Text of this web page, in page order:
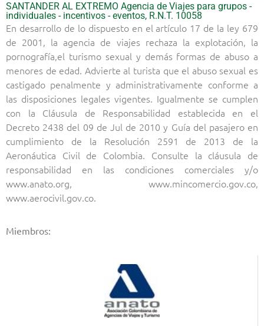
SANTANDER AL EXTREMO Agencia de Viajes para grupos -
individuales - incentivos - eventos, R.N.T. 10058
En desarrollo de lo dispuesto en el artículo 17 de la ley 679
de 2001, la agencia de viajes rechaza la explotación, la
pornografía,el turismo sexual y demás formas de abuso a
menores de edad. Advierte al turista que el abuso sexual es
castigado penalmente y administrativamente conforme a
las disposiciones legales vigentes. Igualmente se cumplen
con la Cláusula de Responsabilidad establecida en el
Decreto 2438 del 09 de Jul de 2010 y Guía del pasajero en
cumplimiento de la Resolución 2591 de 2013 de la
Aeronáutica Civil de Colombia. Consulte la cláusula de
responsabilidad en las condiciones comerciales y/o
www.anato.org, www.mincomercio.gov.co,
www.aerocivil.gov.co.
Miembros: